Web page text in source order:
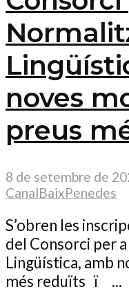
noves
preus
8 de setembre de
CanalBaixPenedes
S’obren les
del Consorci per
Lingüística, amb
més reduïts ï ...